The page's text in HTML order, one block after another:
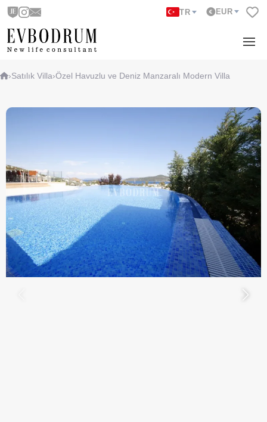
TR EUR
›Satılık Villa›Özel Havuzlu ve Deniz Manzaralı Modern Villa